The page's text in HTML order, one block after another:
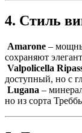
4. Стиль
Amarone –
сохраняют
Valpolicella
доступный, но с
Lugana –
но из сорта